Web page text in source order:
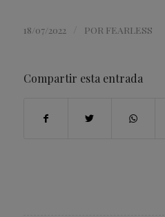
18/07/2022 POR FEARLESS
Compartir esta entrada